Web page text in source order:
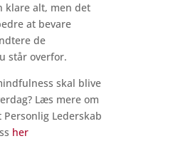
klare alt, men det
at bevare
de
står overfor.
skal blive
Læs mere om
Lederskab
her